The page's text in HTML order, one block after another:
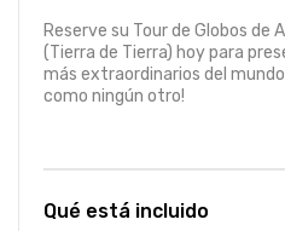
Reserve su Tour de Globos de
(Tierra de Tierra) hoy para
más extraordinarios del
como ningún otro!
Qué está incluido